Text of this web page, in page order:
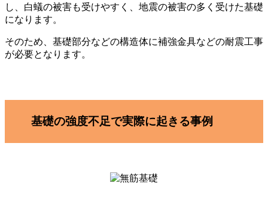
し、白蟻の被害も受けやすく、地震の被害の多く受けた基礎
になります。
そのため、基礎部分などの構造体に補強金具などの耐震工事
が必要となります。
基礎の強度不足で実際に起きる事例